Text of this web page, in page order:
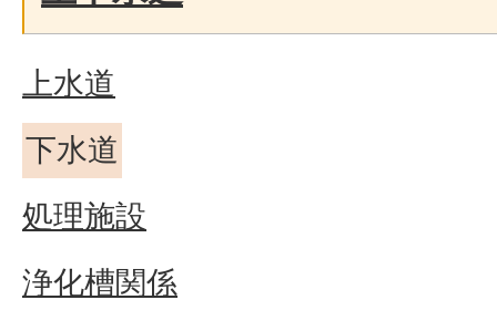
上水道
下水道
処理施設
浄化槽関係